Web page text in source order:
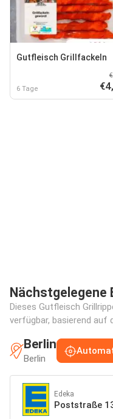
Gutfleisch Grillfackeln
6 Tage
Nächstgelegene
Dieses Gutfleisch
verfügbar, basierend auf
Berlin
Berlin
Edeka
Poststraße